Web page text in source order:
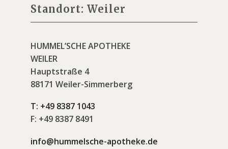
Standort: Weiler
HUMMEL’SCHE APOTHEKE
WEILER
Hauptstraße 4
88171 Weiler-Simmerberg
T: +49 8387 1043
F: +49 8387 8491
info@hummelsche-apotheke.de